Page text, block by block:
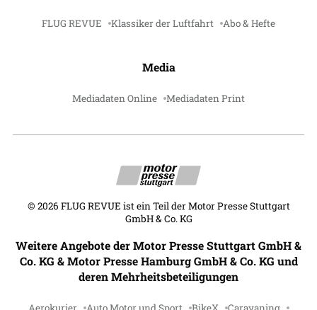
FLUG REVUE Klassiker der Luftfahrt Abo & Hefte
Media
Mediadaten Online Mediadaten Print
© 2026 FLUG REVUE ist ein Teil der Motor Presse Stuttgart
GmbH & Co. KG
Weitere Angebote der Motor Presse Stuttgart GmbH &
Co. KG & Motor Presse Hamburg GmbH & Co. KG und
deren Mehrheitsbeteiligungen